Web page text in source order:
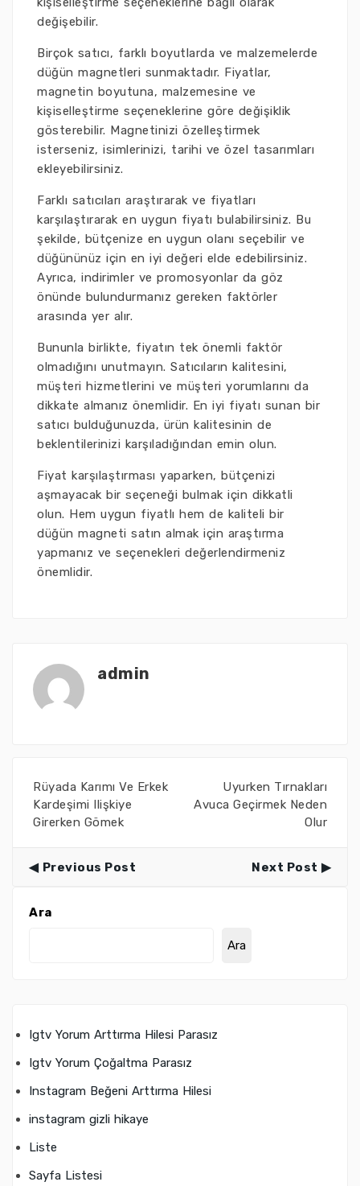
değişebilir.
Birçok satıcı, farklı boyutlarda ve malzemelerde
düğün magnetleri sunmaktadır. Fiyatlar,
magnetin boyutuna, malzemesine ve
kişiselleştirme seçeneklerine göre değişiklik
gösterebilir. Magnetinizi özelleştirmek
isterseniz, isimlerinizi, tarihi ve özel tasarımları
ekleyebilirsiniz.
Farklı satıcıları araştırarak ve fiyatları
karşılaştırarak en uygun fiyatı bulabilirsiniz. Bu
şekilde, bütçenize en uygun olanı seçebilir ve
düğününüz için en iyi değeri elde edebilirsiniz.
Ayrıca, indirimler ve promosyonlar da göz
önünde bulundurmanız gereken faktörler
arasında yer alır.
Bununla birlikte, fiyatın tek önemli faktör
olmadığını unutmayın. Satıcıların kalitesini,
müşteri hizmetlerini ve müşteri yorumlarını da
dikkate almanız önemlidir. En iyi fiyatı sunan bir
satıcı bulduğunuzda, ürün kalitesinin de
beklentilerinizi karşıladığından emin olun.
Fiyat karşılaştırması yaparken, bütçenizi
aşmayacak bir seçeneği bulmak için dikkatli
olun. Hem uygun fiyatlı hem de kaliteli bir
düğün magneti satın almak için araştırma
yapmanız ve seçenekleri değerlendirmeniz
önemlidir.
admin
Rüyada Karımı Ve Erkek
Kardeşimi Ilişkiye
Girerken Gömek
Uyurken Tırnakları
Avuca Geçirmek Neden
Olur
Previous Post Next Post
Ara
Ara
Igtv Yorum Arttırma Hilesi Parasız
Igtv Yorum Çoğaltma Parasız
Instagram Beğeni Arttırma Hilesi
instagram gizli hikaye
Liste
Sayfa Listesi